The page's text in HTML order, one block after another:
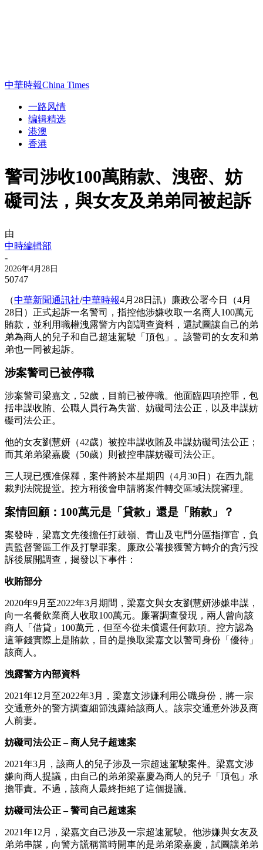
中華時報China Times
一路风情
编辑精选
港澳
香港
警司涉收100萬賄款、洩密、妨
礙司法，與女友及弟弟同被起訴
由
中時編輯部
-
2026年4月28日
50747
（中華新聞通訊社/中華時報4月28日訊）廉政公署今日（4月
28日）正式起訴一名警司，指控他涉嫌收取一名商人100萬元
賄款，並利用職權洩露警方內部調查資料，還試圖讓自己的弟
弟為商人的兒子和自己超速駕駛「頂包」。該警司的女友和弟
弟也一同被起訴。
涉案警司已被停職
涉案警司梁嘉文，52歲，目前已被停職。他面臨四項控罪，包
括串謀收賄、公職人員行為失當、妨礙司法公正，以及串謀妨
礙司法公正。
他的女友劉慧妍（42歲）被控串謀收賄及串謀妨礙司法公正；
而其弟弟梁嘉慶（50歲）則被控串謀妨礙司法公正。
三人現已獲准保釋，案件將於本星期四（4月30日）在西九龍
裁判法院提堂。控方稍後會申請將案件轉交區域法院審理。
案情回顧：100萬元是「貸款」還是「賄款」？
案發時，梁嘉文先後擔任打鼓嶺、青山及屯門分區指揮官，負
責監督警區工作及打擊罪案。廉政公署接獲警方轉介的貪污投
訴後展開調查，揭發以下事件：
收賄部分
2020年9月至2022年3月期間，梁嘉文與女友劉慧妍涉嫌串謀，
向一名餐飲業商人收取100萬元。廉署調查發現，兩人曾向該
商人「借貸」100萬元，但至今從未償還任何款項。控方認為
這筆錢實際上是賄款，目的是換取梁嘉文以警司身份「優待」
該商人。
洩露警方內部資料
2021年12月至2022年3月，梁嘉文涉嫌利用公職身份，將一宗
交通意外的警方調查細節洩露給該商人。該宗交通意外涉及商
人前妻。
妨礙司法公正 – 商人兒子超速案
2021年3月，該商人的兒子涉及一宗超速駕駛案件。梁嘉文涉
嫌向商人提議，由自己的弟弟梁嘉慶為商人的兒子「頂包」承
擔罪責。不過，該商人最終拒絕了這個提議。
妨礙司法公正 – 警司自己超速案
2021年12月，梁嘉文自己涉及一宗超速駕駛。他涉嫌與女友及
弟弟串謀，向警方謊稱當時開車的是弟弟梁嘉慶，試圖讓弟弟